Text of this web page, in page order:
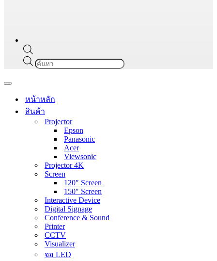
Products
search
Navigation
หน้าหลัก
สินค้า
Projector
Epson
Panasonic
Acer
Viewsonic
Projector 4K
Screen
120″ Screen
150″ Screen
Interactive Device
Digital Signage
Conference & Sound
Printer
CCTV
Visualizer
จอ LED